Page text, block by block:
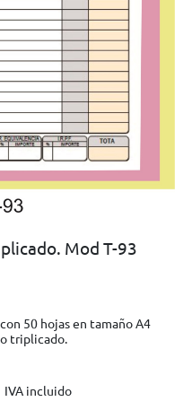
Mod T-93
50 hojas en tamaño A4
triplicado.
IVA incluido